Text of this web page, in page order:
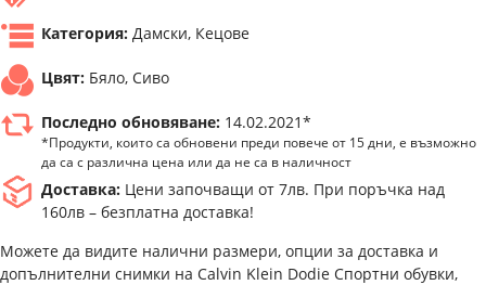
Категория: Дамски, Кецове
Цвят: Бяло, Сиво
Последно обновяване: 14.02.2021*
*Продукти, които са обновени преди повече от 15 дни, е възможно
да са с различна цена или да не са в наличност
Доставка: Цени започващи от 7лв. При поръчка над
160лв – безплатна доставка!
Можете да видите налични размери, опции за доставка и
допълнителни снимки на Calvin Klein Dodie Спортни обувки,